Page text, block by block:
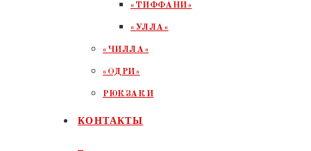
«ТИФФАНИ»
«УЛЛА»
«ЧИЛЛА»
«ОДРИ»
РЮКЗАКИ
КОНТАКТЫ